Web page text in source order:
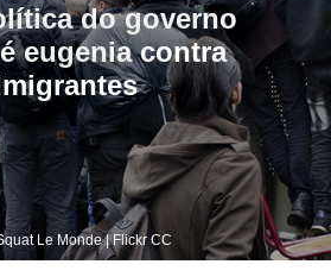
do governo
eugenia contra
Le Monde | Flickr CC